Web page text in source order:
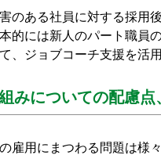
のある社員に対する採用
的には新人のパート職員
、ジョブコーチ支援を活
みについての配慮点
雇用にまつわる問題は様